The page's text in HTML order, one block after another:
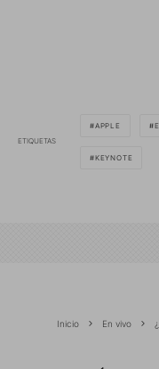
ETIQUETAS
APPLE
KEYNOTE
Inicio En vivo